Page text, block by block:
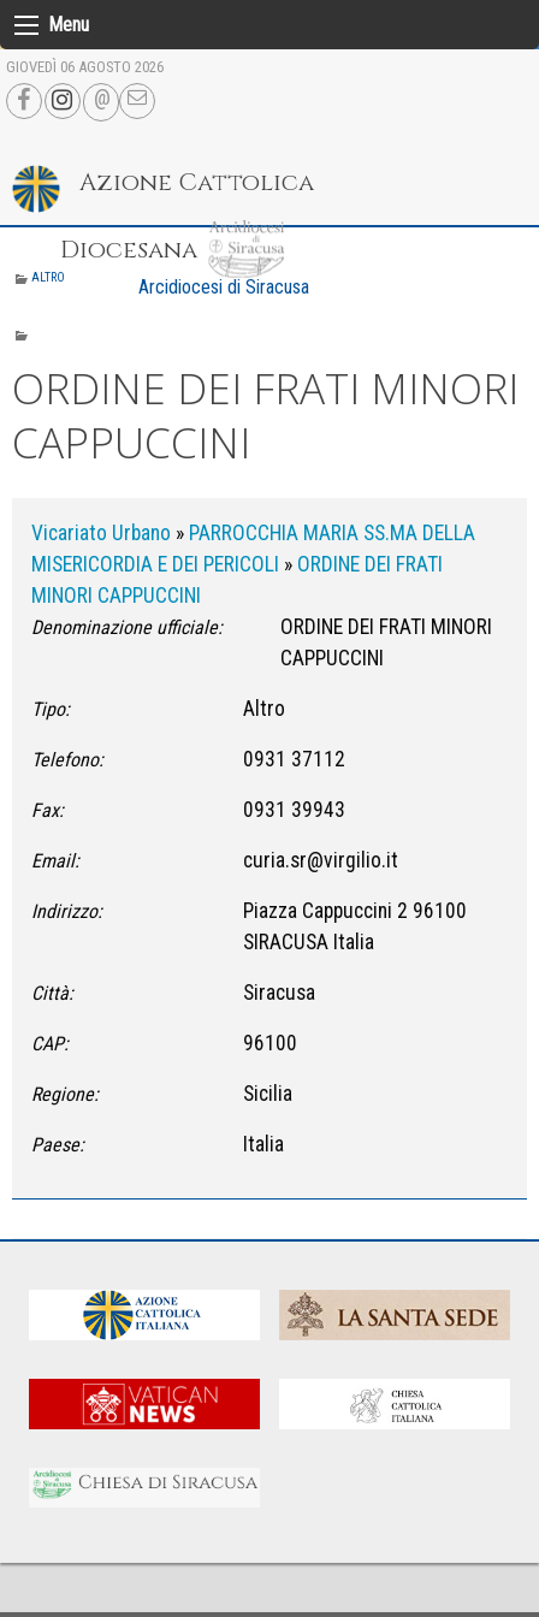
Skip
to
content
Menu
GIOVEDÌ 06 AGOSTO 2026
Azione Cattolica
Diocesana
Arcidiocesi di Siracusa
ALTRO
ORDINE DEI FRATI MINORI
CAPPUCCINI
Vicariato Urbano » PARROCCHIA MARIA SS.MA DELLA
MISERICORDIA E DEI PERICOLI » ORDINE DEI FRATI
MINORI CAPPUCCINI
Denominazione ufficiale:
ORDINE DEI FRATI MINORI
CAPPUCCINI
Tipo: Altro
Telefono: 0931 37112
Fax: 0931 39943
Email: curia.sr@virgilio.it
Indirizzo:
Piazza Cappuccini 2 96100
SIRACUSA Italia
Città: Siracusa
CAP: 96100
Regione: Sicilia
Paese: Italia